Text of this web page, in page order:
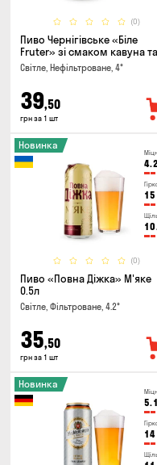
(0)
Пиво Чернігівське «Біле
Fruter» зі смаком кавуна та
м'яти 0.5л
Світле, Нефільтроване, 4°
39,50
грн за 1 шт
4.2
15
(0)
Новинка
Пиво «Повна Діжка» М'яке
0.5л
Світле, Фільтроване, 4.2°
35,50
грн за 1 шт
5.1
14
Новинка